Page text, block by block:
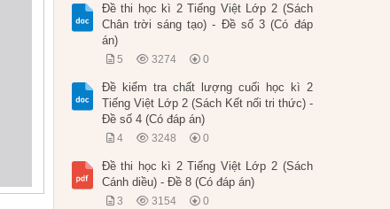
Đề thi học kì 2 Tiếng Việt Lớp 2 (Sách
Chân trời sáng tạo) - Đề số 3 (Có đáp
án)
5 3274 0
Đề kiểm tra chất lượng cuối học kì 2
Tiếng Việt Lớp 2 (Sách Kết nối tri thức) -
Đề số 4 (Có đáp án)
4 3248 0
Đề thi học kì 2 Tiếng Việt Lớp 2 (Sách
Cánh diều) - Đề 8 (Có đáp án)
3 3154 0